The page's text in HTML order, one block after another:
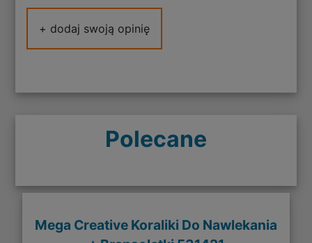
+ dodaj swoją opinię
Polecane
Mega Creative Koraliki Do Nawlekania